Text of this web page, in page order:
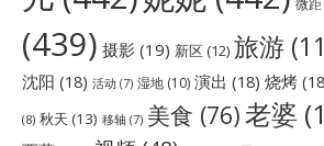
(439) 摄影 (19) 新区 (12) 旅游
沈阳 (18) 活动 (7) 湿地 (10) 演出 (18) 烧烤
(8) 秋天 (13) 移轴 (7) 美食 (76)老婆